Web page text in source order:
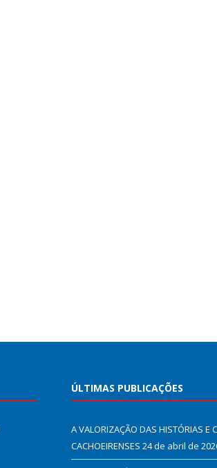
ÚLTIMAS PUBLICAÇÕES
A VALORIZAÇÃO DAS HISTÓRIAS E
CACHOEIRENSES 24 de abril de